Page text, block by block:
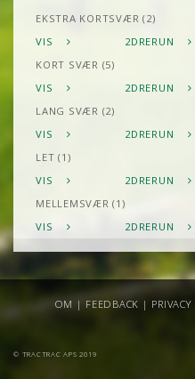
EKSTRA KORTSVÆR (2)
VIS
2DRERUN
KORT SVÆR (5)
VIS
2DRERUN
LANG SVÆR (2)
VIS
2DRERUN
LET (1)
VIS
2DRERUN
MELLEMSVÆR (1)
VIS
2DRERUN
© TRACTRAC APS 2019
OM | FEEDBACK |